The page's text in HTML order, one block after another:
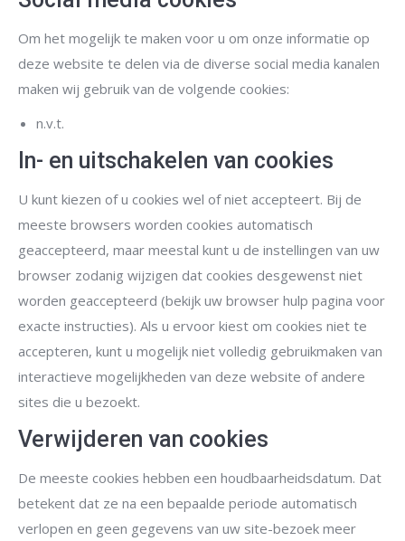
Om het mogelijk te maken voor u om onze informatie op
deze website te delen via de diverse social media kanalen
maken wij gebruik van de volgende cookies:
n.v.t.
In- en uitschakelen van cookies
U kunt kiezen of u cookies wel of niet accepteert. Bij de
meeste browsers worden cookies automatisch
geaccepteerd, maar meestal kunt u de instellingen van uw
browser zodanig wijzigen dat cookies desgewenst niet
worden geaccepteerd (bekijk uw browser hulp pagina voor
exacte instructies). Als u ervoor kiest om cookies niet te
accepteren, kunt u mogelijk niet volledig gebruikmaken van
interactieve mogelijkheden van deze website of andere
sites die u bezoekt.
Verwijderen van cookies
De meeste cookies hebben een houdbaarheidsdatum. Dat
betekent dat ze na een bepaalde periode automatisch
verlopen en geen gegevens van uw site-bezoek meer